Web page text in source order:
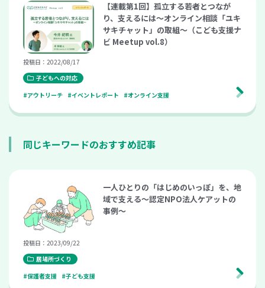
【連載第1回】孤立する若者とつなが
り、支えるには～オンライン相談「ユキ
サキチャット」の取組～（こども支援ナ
ビ Meetup vol.8）
投稿日：2022/08/17
子どもへの対応
#アウトリーチ
#イベントレポート #オンライン支援
同じキーワードのおすすめ記事
一人ひとりの「はじめのいっぽ」を、地
域で支える～認定NPO法人ケアットの
事例～
投稿日：2023/09/22
居場所づくり
#保護者支援
#子ども支援